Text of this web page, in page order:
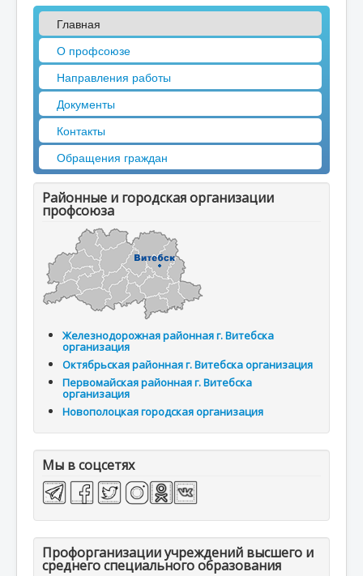
Главная
О профсоюзе
Направления работы
Документы
Контакты
Обращения граждан
Районные и городская организации
профсоюза
Железнодорожная районная г. Витебска
организация
Октябрьская районная г. Витебска организация
Первомайская районная г. Витебска
организация
Новополоцкая городская организация
Мы в соцсетях
Профорганизации учреждений высшего и
среднего специального образования